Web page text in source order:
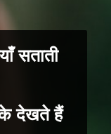
सताती
के देखते हैं